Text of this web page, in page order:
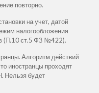
повторно.
на учет, датой
налогообложения
(П.10 ст.5 ФЗ №422).
Алгоритм действий
иностранцы проходят
Нельзя будет